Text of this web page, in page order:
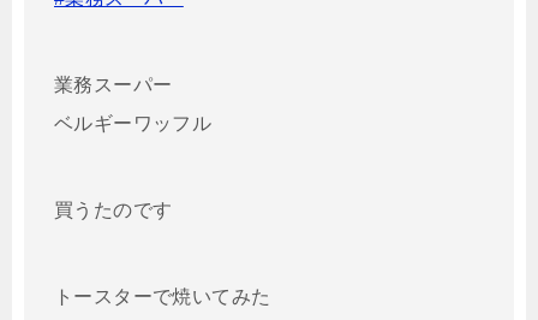
業務スーパー
ベルギーワッフル
買うたのです
トースターで焼いてみた